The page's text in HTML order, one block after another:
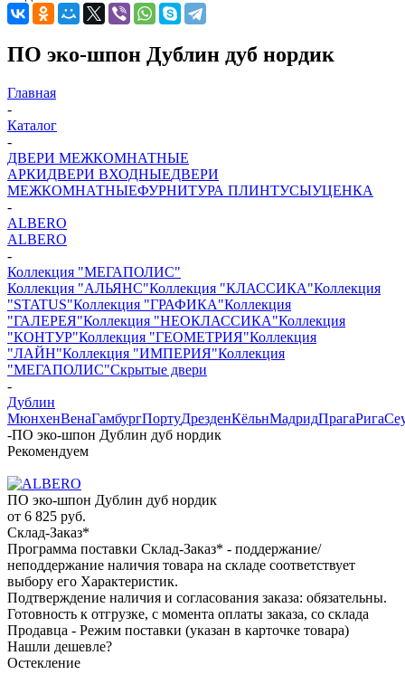
ПО эко-шпон Дублин дуб нордик
Главная
-
Каталог
-
ДВЕРИ МЕЖКОМНАТНЫЕ
АРКИДВЕРИ ВХОДНЫЕДВЕРИ
МЕЖКОМНАТНЫЕФУРНИТУРА ПЛИНТУСЫУЦЕНКА
-
ALBERO
ALBERO
-
Коллекция "МЕГАПОЛИС"
Коллекция "АЛЬЯНС"Коллекция "КЛАССИКА"Коллекция
"STATUS"Коллекция "ГРАФИКА"Коллекция
"ГАЛЕРЕЯ"Коллекция "НЕОКЛАССИКА"Коллекция
"КОНТУР"Коллекция "ГЕОМЕТРИЯ"Коллекция
"ЛАЙН"Коллекция "ИМПЕРИЯ"Коллекция
"МЕГАПОЛИС"Скрытые двери
-
Дублин
МюнхенВенаГамбургПортуДрезденКёльнМадридПрагаРига
-ПО эко-шпон Дублин дуб нордик
Рекомендуем
ПО эко-шпон Дублин дуб нордик
от 6 825 руб.
Склад-Заказ*
Программа поставки Склад-Заказ* - поддержание/
неподдержание наличия товара на складе соответствует
выбору его Характеристик.
Подтверждение наличия и согласования заказа: обязательны.
Готовность к отгрузке, с момента оплаты заказа, со склада
Продавца - Режим поставки (указан в карточке товара)
Нашли дешевле?
Остекление